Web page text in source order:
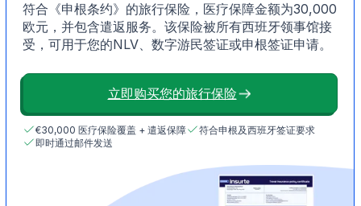
符合《申根条约》的旅行保险，医疗保障金额为30,000
欧元，并包含遣返服务。该保险被所有西班牙领事馆接
受，可用于您的NLV、数字游民签证或申根签证申请。
立即购买您的旅行保险
€30,000 医疗保险覆盖 + 遣返保障
符合申根及西班牙签证要求
即时通过邮件发送